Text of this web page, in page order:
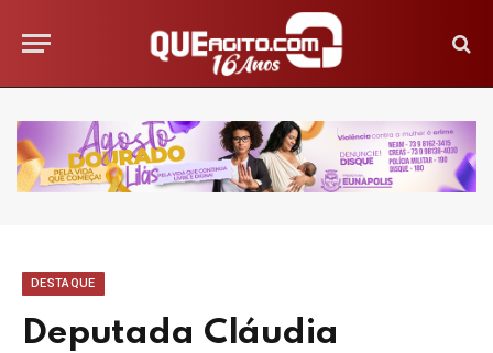
DESTAQUE
Deputada Cláudia